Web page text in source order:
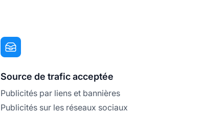
Source de trafic acceptée
Publicités par liens et bannières
Publicités sur les réseaux sociaux